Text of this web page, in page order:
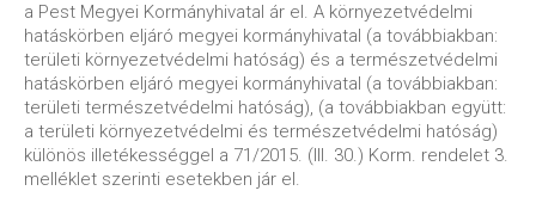
a Pest Megyei Kormányhivatal ár el. A környezetvédelmi
hatáskörben eljáró megyei kormányhivatal (a továbbiakban:
területi környezetvédelmi hatóság) és a természetvédelmi
hatáskörben eljáró megyei kormányhivatal (a továbbiakban:
területi természetvédelmi hatóság), (a továbbiakban együtt:
a területi környezetvédelmi és természetvédelmi hatóság)
különös illetékességgel a 71/2015. (III. 30.) Korm. rendelet 3.
melléklet szerinti esetekben jár el.